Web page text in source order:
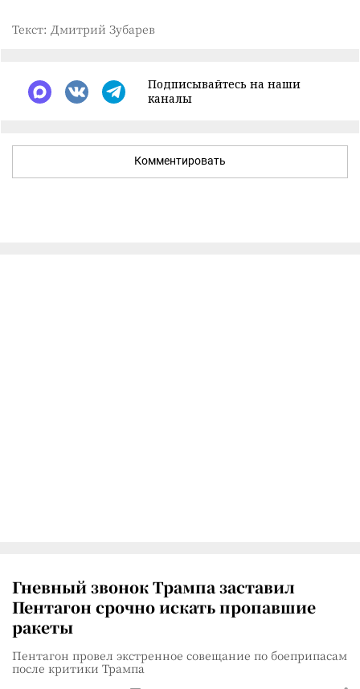
Текст: Дмитрий Зубарев
Подписывайтесь на наши
каналы
Комментировать
Гневный звонок Трампа заставил
Пентагон срочно искать пропавшие
ракеты
Пентагон провел экстренное совещание по боеприпасам
после критики Трампа